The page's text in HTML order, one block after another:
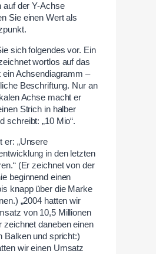
auf der Y-Achse
Sie einen Wert als
sich folgendes vor. Ein
wortlos auf das
ein Achsendiagramm –
Beschriftung. Nur an
Achse macht er
Strich in halber
schreibt: „10 Mio“.
er: „Unsere
in den letzten
(Er zeichnet von der
beginnend einen
knapp über die Marke
„2004 hatten wir
von 10,5 Millionen
zeichnet daneben einen
Balken und spricht:)
wir einen Umsatz